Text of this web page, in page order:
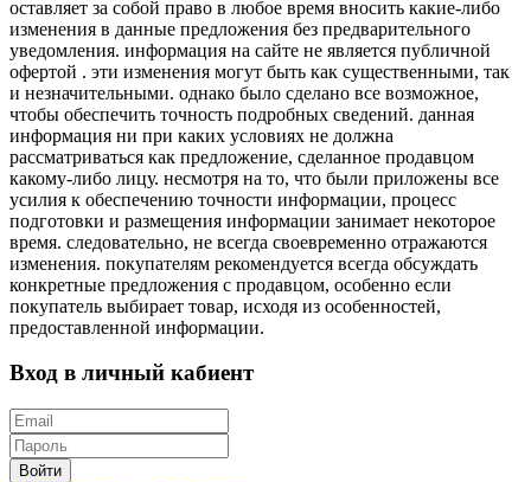
оставляет за собой право в любое время вносить какие-либо
изменения в данные предложения без предварительного
уведомления. информация на сайте не является публичной
офертой . эти изменения могут быть как существенными, так
и незначительными. однако было сделано все возможное,
чтобы обеспечить точность подробных сведений. данная
информация ни при каких условиях не должна
рассматриваться как предложение, сделанное продавцом
какому-либо лицу. несмотря на то, что были приложены все
усилия к обеспечению точности информации, процесс
подготовки и размещения информации занимает некоторое
время. следовательно, не всегда своевременно отражаются
изменения. покупателям рекомендуется всегда обсуждать
конкретные предложения с продавцом, особенно если
покупатель выбирает товар, исходя из особенностей,
предоставленной информации.
Вход в личный кабиент
Войти